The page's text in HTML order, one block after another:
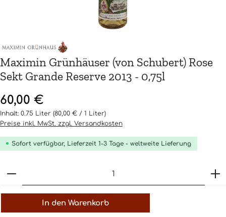
Maximin Grünhäuser (von Schubert) Rose
Sekt Grande Reserve 2013 - 0,75l
Regulärer Preis:
60,00 €
Inhalt: 0.75 Liter (80,00 € / 1 Liter)
Preise inkl. MwSt. zzgl. Versandkosten
Sofort verfügbar, Lieferzeit 1-3 Tage - weltweite Lieferung
Produkt Anzahl: Gib den gewünschten Wert
In den Warenkorb